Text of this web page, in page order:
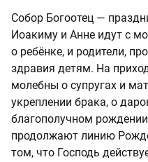
Собор Богоотец —
Иоакиму и Анне идут с
о ребёнке, и родители,
здравия детям. На
молебны о супругах и
укреплении брака, о
благополучном
продолжают линию
том, что Господь